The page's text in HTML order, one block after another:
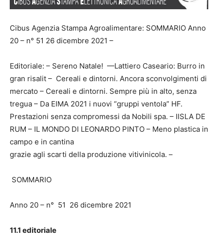
Cibus Agenzia Stampa Agroalimentare: SOMMARIO Anno
20 – n° 51 26 dicembre 2021 –
Editoriale: – Sereno Natale! —Lattiero Caseario: Burro in
gran risalit – Cereali e dintorni. Ancora sconvolgimenti di
mercato – Cereali e dintorni. Sempre più in alto, senza
tregua – Da EIMA 2021 i nuovi “gruppi ventola” HF.
Prestazioni senza compromessi da Nobili spa. – IISLA DE
RUM – IL MONDO DI LEONARDO PINTO – Meno plastica in
campo e in cantina
grazie agli scarti della produzione vitivinicola. –
SOMMARIO
Anno 20 – n° 51 26 dicembre 2021
11.1 editoriale